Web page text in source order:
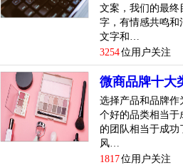
大众需求：每个人都可以有需求。
吃的产品。如果是衣服鞋子，要么
容易传播：微信写太多字放太多图
内把产品说清楚，也方便大家记忆
3.熟悉产品
在销售产品之前，你要熟悉产品，
文案，我们的最终
字，有情感共鸣和
文字和…
3254位用户关注
微商品牌十大
选择产品和品牌作
个好的品类相当于
的团队相当于成功
风…
1817位用户关注